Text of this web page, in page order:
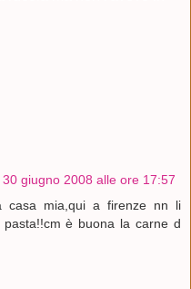
30 giugno 2008 alle ore 17:57
casa mia,qui a firenze nn li
è buona la carne d